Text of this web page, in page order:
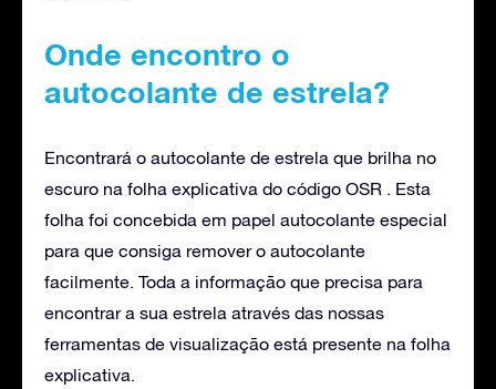
Onde encontro o
autocolante de estrela?
Encontrará o autocolante de estrela que brilha no
escuro na folha explicativa do código OSR . Esta
folha foi concebida em papel autocolante especial
para que consiga remover o autocolante
facilmente. Toda a informação que precisa para
encontrar a sua estrela através das nossas
ferramentas de visualização está presente na folha
explicativa.